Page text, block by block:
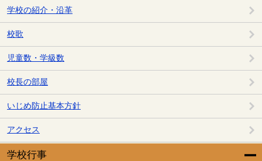
学校の紹介・沿革
校歌
児童数・学級数
校長の部屋
いじめ防止基本方針
アクセス
学校行事